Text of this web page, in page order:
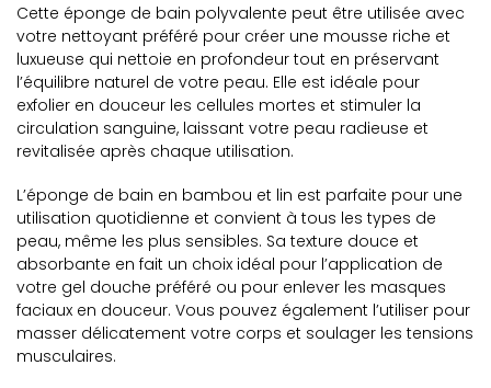
Cette éponge de bain polyvalente peut être utilisée avec
votre nettoyant préféré pour créer une mousse riche et
luxueuse qui nettoie en profondeur tout en préservant
l’équilibre naturel de votre peau. Elle est idéale pour
exfolier en douceur les cellules mortes et stimuler la
circulation sanguine, laissant votre peau radieuse et
revitalisée après chaque utilisation.
L’éponge de bain en bambou et lin est parfaite pour une
utilisation quotidienne et convient à tous les types de
peau, même les plus sensibles. Sa texture douce et
absorbante en fait un choix idéal pour l’application de
votre gel douche préféré ou pour enlever les masques
faciaux en douceur. Vous pouvez également l’utiliser pour
masser délicatement votre corps et soulager les tensions
musculaires.